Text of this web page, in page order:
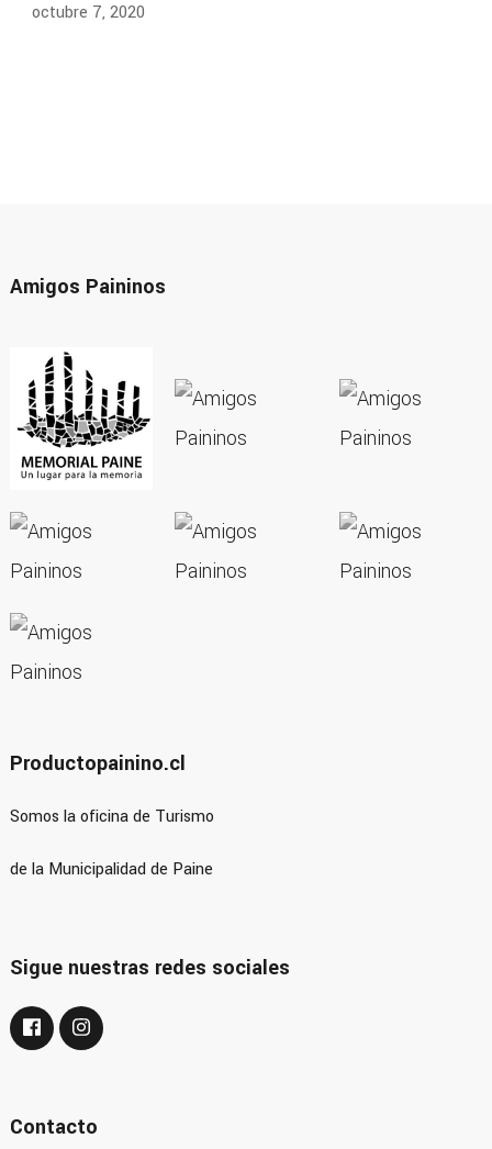
octubre 7, 2020
Amigos Paininos
Productopainino.cl
Somos la oficina de Turismo
de la Municipalidad de Paine
Sigue nuestras redes sociales
Contacto